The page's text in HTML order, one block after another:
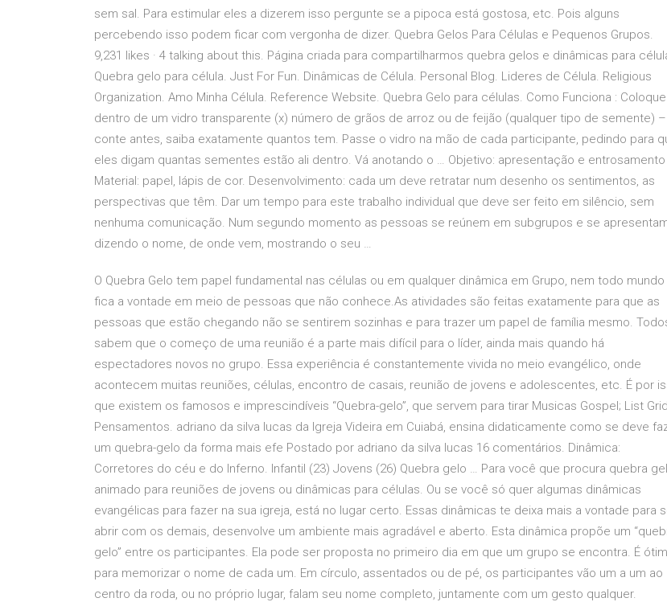
sem sal. Para estimular eles a dizerem isso pergunte se a pipoca está gostosa, etc. Pois alguns
percebendo isso podem ficar com vergonha de dizer. Quebra Gelos Para Células e Pequenos Grupos.
9,231 likes · 4 talking about this. Página criada para compartilharmos quebra gelos e dinâmicas para
Quebra gelo para célula. Just For Fun. Dinâmicas de Célula. Personal Blog. Lideres de Célula. Religious
Organization. Amo Minha Célula. Reference Website. Quebra Gelo para células. Como Funciona : Coloque
dentro de um vidro transparente (x) número de grãos de arroz ou de feijão (qualquer tipo de semente) –
conte antes, saiba exatamente quantos tem. Passe o vidro na mão de cada participante, pedindo para
eles digam quantas sementes estão ali dentro. Vá anotando o … Objetivo: apresentação e entrosamento
Material: papel, lápis de cor. Desenvolvimento: cada um deve retratar num desenho os sentimentos, as
perspectivas que têm. Dar um tempo para este trabalho individual que deve ser feito em silêncio, sem
nenhuma comunicação. Num segundo momento as pessoas se reúnem em subgrupos e se
dizendo o nome, de onde vem, mostrando o seu …
O Quebra Gelo tem papel fundamental nas células ou em qualquer dinâmica em Grupo, nem todo mundo
fica a vontade em meio de pessoas que não conhece.As atividades são feitas exatamente para que as
pessoas que estão chegando não se sentirem sozinhas e para trazer um papel de família mesmo.
sabem que o começo de uma reunião é a parte mais difícil para o líder, ainda mais quando há
espectadores novos no grupo. Essa experiência é constantemente vivida no meio evangélico, onde
acontecem muitas reuniões, células, encontro de casais, reunião de jovens e adolescentes, etc. É por
que existem os famosos e imprescindíveis “Quebra-gelo”, que servem para tirar Musicas Gospel; List
Pensamentos. adriano da silva lucas da Igreja Videira em Cuiabá, ensina didaticamente como se deve
um quebra-gelo da forma mais efe Postado por adriano da silva lucas 16 comentários. Dinâmica:
Corretores do céu e do Inferno. Infantil (23) Jovens (26) Quebra gelo … Para você que procura quebra
animado para reuniões de jovens ou dinâmicas para células. Ou se você só quer algumas dinâmicas
evangélicas para fazer na sua igreja, está no lugar certo. Essas dinâmicas te deixa mais a vontade para
abrir com os demais, desenvolve um ambiente mais agradável e aberto. Esta dinâmica propõe um
gelo” entre os participantes. Ela pode ser proposta no primeiro dia em que um grupo se encontra. É
para memorizar o nome de cada um. Em círculo, assentados ou de pé, os participantes vão um a um ao
centro da roda, ou no próprio lugar, falam seu nome completo, juntamente com um gesto qualquer.